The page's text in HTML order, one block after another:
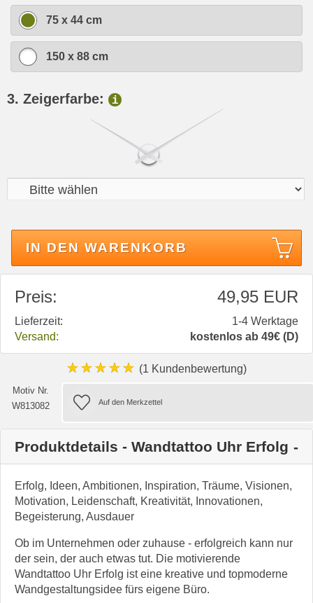
75 x 44 cm
150 x 88 cm
3. Zeigerfarbe: i
IN DEN WARENKORB
Preis: 49,95 EUR
Lieferzeit:
1-4 Werktage
Versand:
kostenlos ab 49€ (D)
★★★★★ (1 Kundenbewertung)
Motiv Nr.
W813082
Produktdetails - Wandtattoo Uhr Erfolg
Erfolg, Ideen, Ambitionen, Inspiration, Träume, Visionen,
Motivation, Leidenschaft, Kreativität, Innovationen,
Begeisterung, Ausdauer
Ob im Unternehmen oder zuhause - erfolgreich kann nur
der sein, der auch etwas tut. Die motivierende
Wandtattoo Uhr Erfolg ist eine kreative und topmoderne
Wandgestaltungsidee fürs eigene Büro.